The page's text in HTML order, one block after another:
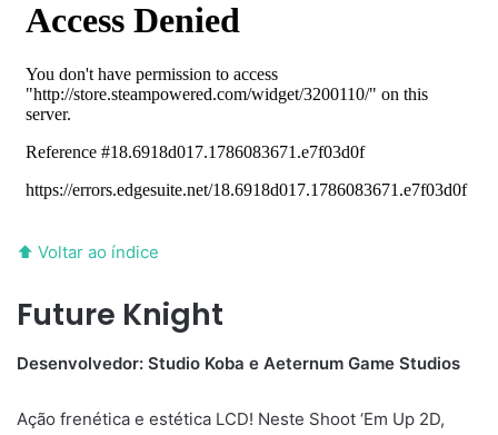
⬆ Voltar ao índice
Future Knight
Desenvolvedor: Studio Koba e Aeternum Game Studios
Ação frenética e estética LCD! Neste Shoot ‘Em Up 2D,